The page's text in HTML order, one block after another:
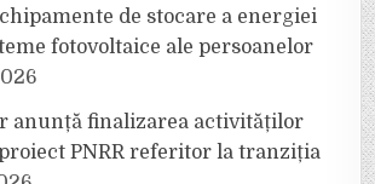
de stocare a energiei
fotovoltaice ale persoanelor
anunță finalizarea activităților
PNRR referitor la tranziția